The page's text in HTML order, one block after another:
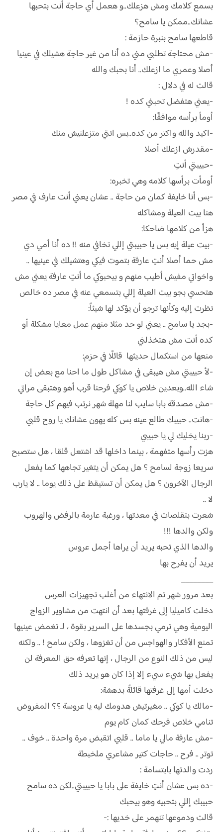
بسمع كلامك ومش هزعلك..و هعمل أي حاجة أنت بتحبها
عشانك..ممكن يا سامح؟
قاطعها سامح بنبرة حازمة :
-مش محتاجة تطلبي مني ده أنا من غير حاجة هشيلك في عينيا
أصلا وعمري ما ازعلك.. أنا بحبك والله
قالت له في دلال :
-يعني هتفضل تحبني كده !
أومأ برأسه موافقًا:
-اكيد والله واكتر من كده..بس انتي متزعلنيش منك
-مقدرش ازعلك أصلا
-حبيبتي أنتِ
أومأت برأسها كلامه وهي تخبره:
-بس أنا خايفة كمان من حاجة .. عشان يعني أنت عارف في مصر
هنا بيت العيلة ومشاكله
هزأ من كلامها ضاحكا:
-بيت عيلة إيه بس يا حبيبتي إللي تخافي منه !! ده أنا أمي دي
مش حما أصلا أنتِ عارفة بتموت فيكي وهتشيلك في عينيها ..
واخواتي مفيش أطيب منهم و بيحبوكي ما أنتِ عارفة يعني مش
هتحسي بجو بيت العيلة إللي بتسمعي عنه في مصر ده خالص
نظرت إليه وكأنها ترجو أن يؤكد لها شيئاً:
-بجد يا سامح .. يعني لو حد مثلا منهم عمل معايا مشكلة أو
كده أنت مش هتخذلني
منعها من استكمال حديثها قائلًا في حزم:
-لأ حبيبتي مش هيبقى في مشاكل طول ما احنا مع بعض إن
شاء الله..وبعدين خلاص يا كوكي فرحنا قرب أهو وهتبقى مراتي
-مش مصدقة بابا سايب لنا مهلة شهر نرتب فيهم كل حاجة
-هانت.. حبيبك طالع عينه بس كله يهون عشانك يا روح قلبي
-ربنا يخليك لي يا حبيبي
هزت رأسها متفهمة ، بينما داخلها قد اشتعل قلقا ، هل ستصبح
سريعا زوجة لسامح ؟ هل يمكن أن يتغير تجاهها كما يفعل
الرجال الآخرون ؟ هل يمكن أن تستيقظ على ذلك يوما .. لا يارب
لا ..
شعرت بتقلصات في معدتها ، ورغبة عارمة بالرفض والهروب
ولكن والدها !!!
والدها الذي تحبه يريد أن يراها أجمل عروس
يريد أن يفرح بها
________
بعد مرور شهر تم الانتهاء من أغلب تجهيزات العرس
دخلت كاميليا إلى غرفتها بعد أن انتهت من مشاوير الزواج
اليومية وهي ترمي بجسدها على السرير بقوة ، لـ تغمض عينيها
تمنع الأفكار والهواجس من أن تغزوها ، ولكن سامح ! .. ولكنه
ليس من ذلك النوع من الرجال ، إنها تعرفه حق المعرفة لن
يفعل بها شيء سيء إلا إذا كان هو يريد ذلك
دخلت أمها إلى غرفتها قائلةً بدهشة:
-مالك يا كوكي .. مغيرتيش هدومك ليه يا عروسة ؟؟ المفروض
تنامي خلاص فرحك كمان كام يوم
-مش عارفة مالي يا ماما .. قلبي اتقبض مرة واحدة .. خوف ..
توتر .. فرح .. حاجات كتير مشاعري ملخبطة
ردت والدتها بابتسامة :
-ده بس عشان أنتِ خايفة على بابا يا حبيبتي..لكن ده سامح
حبيبك إللي بتحبيه وهو بيحبك
قالت ودموعها تنهمر على خديها :-